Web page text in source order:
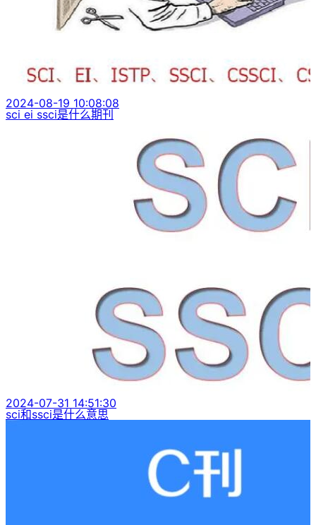
2024-08-19 10:08:08
sci ei ssci是什么期刊
2024-07-31 14:51:30
sci和ssci是什么意思